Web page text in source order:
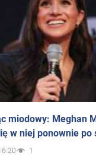
miodowy: Meghan
w niej ponownie
1